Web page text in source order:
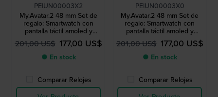
PEIUN00003X2
My.Avatar.2 48 mm Set de
regalo: Smartwatch con
pantalla táctil amoled y
correa de silicona extra
201,00 US$ 177,00 US$
● En stock
Comparar Relojes
PEIUN00003X0
My.Avatar.2 48 mm Set de
regalo: Smartwatch con
pantalla táctil amoled y
correa de silicona extra
201,00 US$ 177,00 US$
● En stock
Comparar Relojes